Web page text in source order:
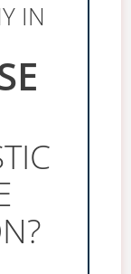
IN